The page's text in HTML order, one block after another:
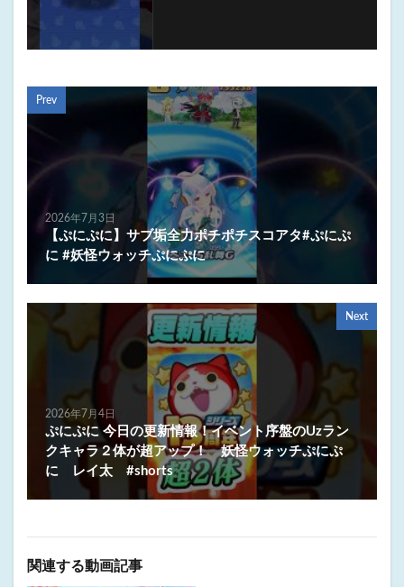
Prev
2026年7月3日
【ぷにぷに】サブ垢全力ポチポチスコアタ#ぷにぷ
に #妖怪ウォッチぷにぷに
Next
2026年7月4日
ぷにぷに 今日の更新情報！イベント序盤のUzラン
クキャラ２体が超アップ！ 妖怪ウォッチぷにぷ
に レイ太 #shorts
関連する動画記事